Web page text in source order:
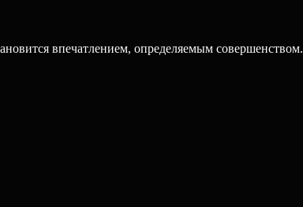
впечатлением, определяемым совершенством.